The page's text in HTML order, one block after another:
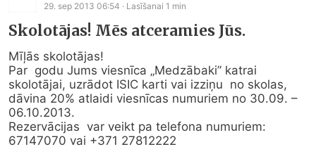
29. sep 2013 06:54 · Lasīšanai 1 min
Skolotājas! Mēs atceramies Jūs.
Mīļās skolotājas!
Par  godu Jums viesnīca „Medzābaki” katrai
skolotājai, uzrādot ISIC karti vai izziņu  no skolas,
dāvina 20% atlaidi viesnīcas numuriem no 30.09. –
06.10.2013.
Rezervācijas  var veikt pa telefona numuriem:
67147070 vai +371 27812222